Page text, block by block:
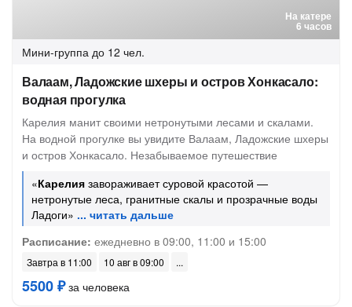
На катере
6 часов
Мини-группа до 12 чел.
Валаам, Ладожские шхеры и остров Хонкасало:
водная прогулка
Карелия манит своими нетронутыми лесами и скалами.
На водной прогулке вы увидите Валаам, Ладожские шхеры
и остров Хонкасало. Незабываемое путешествие
«Карелия завораживает суровой красотой —
нетронутые леса, гранитные скалы и прозрачные воды
Ладоги»
Расписание: ежедневно в 09:00, 11:00 и 15:00
Завтра в 11:00 10 авг в 09:00
5500 ₽за человека